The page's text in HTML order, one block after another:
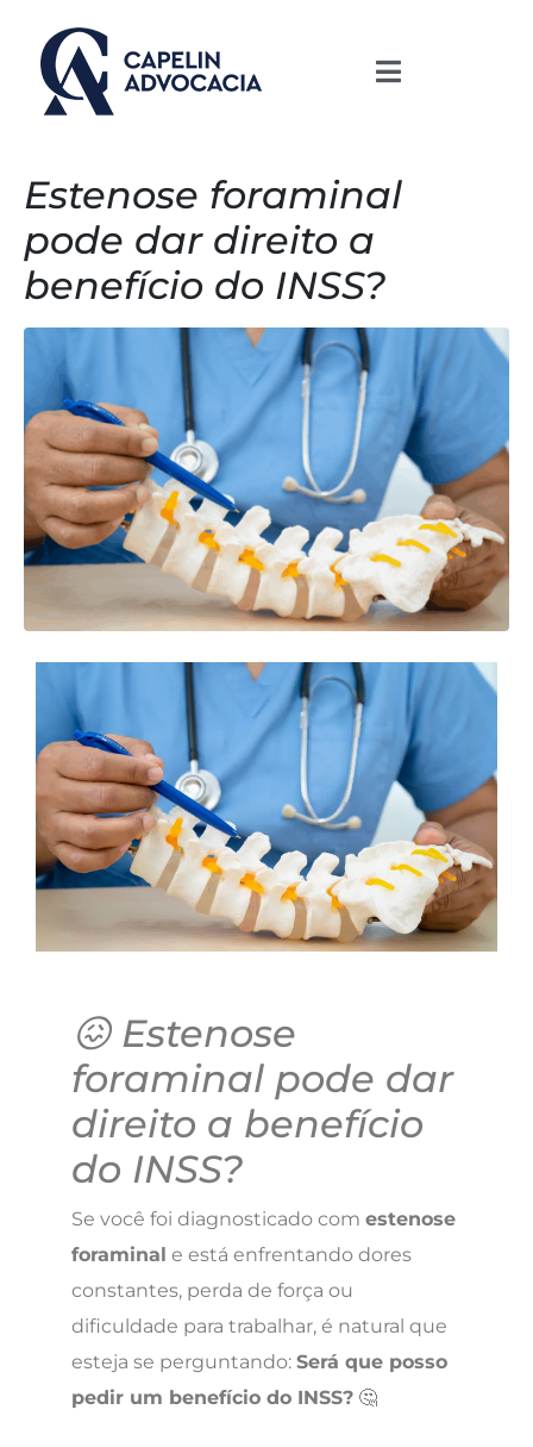
Estenose foraminal
pode dar direito a
benefício do INSS?
😖 Estenose
foraminal pode dar
direito a benefício
do INSS?
Se você foi diagnosticado com estenose
foraminal e está enfrentando dores
constantes, perda de força ou
dificuldade para trabalhar, é natural que
esteja se perguntando: Será que posso
pedir um benefício do INSS? 🤔